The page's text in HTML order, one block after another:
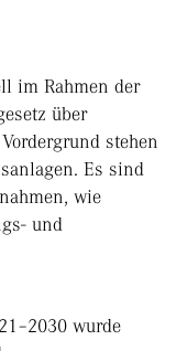
im Rahmen der
über
stehen
Es sind
wie
und
wurde